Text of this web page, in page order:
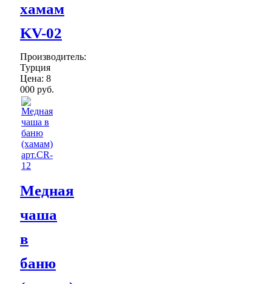
хамам
KV-02
Производитель:
Турция
Цена: 8
000 руб.
Медная
чаша
в
баню